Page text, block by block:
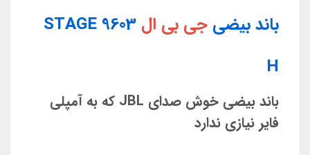
باند بیضی جی بی ال STAGE 9603
H
باند بیضی خوش صدای JBL که به آمپلی
فایر نیازی ندارد